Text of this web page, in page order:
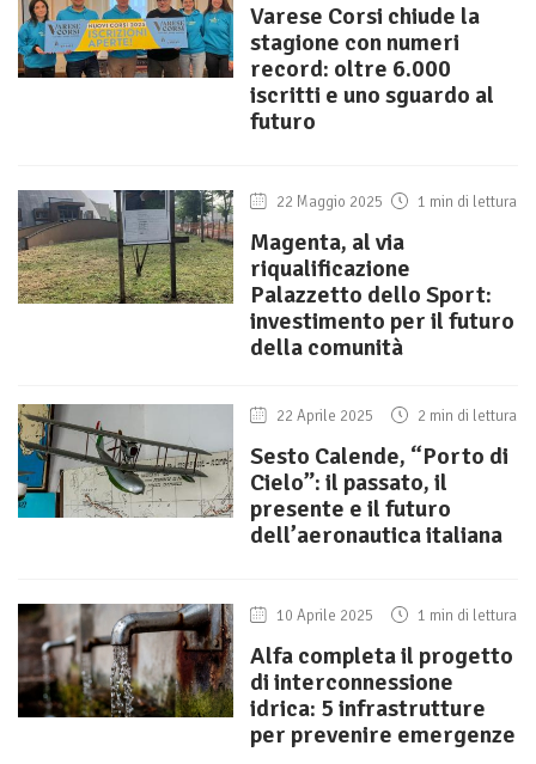
Varese Corsi chiude la
stagione con numeri
record: oltre 6.000
iscritti e uno sguardo al
futuro
22 Maggio 2025 1 min di lettura
Magenta, al via
riqualificazione
Palazzetto dello Sport:
investimento per il futuro
della comunità
22 Aprile 2025 2 min di lettura
Sesto Calende, “Porto di
Cielo”: il passato, il
presente e il futuro
dell’aeronautica italiana
10 Aprile 2025 1 min di lettura
Alfa completa il progetto
di interconnessione
idrica: 5 infrastrutture
per prevenire emergenze